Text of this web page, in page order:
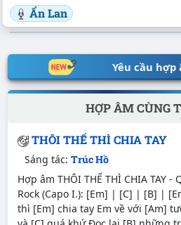
Ẩn Lan
Yêu cầu hợp
HỢP ÂM CÙNG
THÔI THẾ THÌ CHIA TAY
Sáng tác: Trúc Hồ
Hợp âm THÔI THẾ THÌ CHIA TAY
Rock (Capo I.): [Em] | [C] | [B] |
thì [Em] chia tay Em về với [Am]